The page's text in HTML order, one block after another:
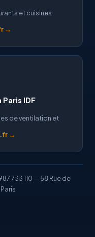
et cuisines
→
IDF
de ventilation et
→
733 110 — 58 Rue de